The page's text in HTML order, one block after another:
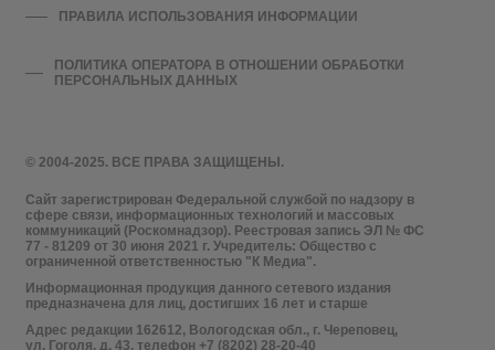
© 2004-2025. ВСЕ ПРАВА ЗАЩИЩЕНЫ.
Сайт зарегистрирован Федеральной службой по надзору в
сфере связи, информационных технологий и массовых
коммуникаций (Роскомнадзор). Реестровая запись ЭЛ № ФС
77 - 81209 от 30 июня 2021 г. Учредитель: Общество с
ограниченной ответственностью "К Медиа".
Информационная продукция данного сетевого издания
предназначена для лиц, достигших 16 лет и старше
Адрес редакции 162612, Вологодская обл., г. Череповец,
ул. Гоголя, д. 43, телефон +7 (8202) 28-20-40
ПРАВИЛА ИСПОЛЬЗОВАНИЯ ИНФОРМАЦИИ
ПОЛИТИКА ОПЕРАТОРА В ОТНОШЕНИИ ОБРАБОТКИ
ПЕРСОНАЛЬНЫХ ДАННЫХ